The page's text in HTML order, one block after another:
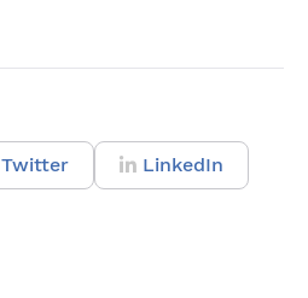
Twitter LinkedIn